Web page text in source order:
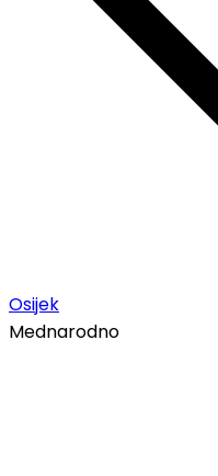
Osijek
Mednarodno